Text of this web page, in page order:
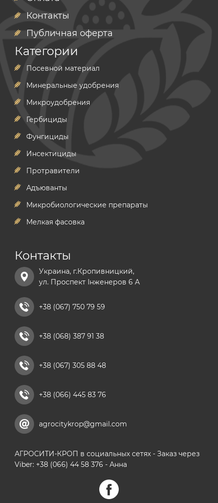
Контакты
Публичная оферта
Категории
Посевной материал
Минеральные удобрения
Микроудобрения
Гербициды
Фунгициды
Инсектициды
Протравители
Адъюванты
Микробиологические препараты
Мелкая фасовка
Контакты
Украина, г.Кропивницкий,
ул. Проспект Інженеров 6 А
+38 (067) 750 79 59
+38 (068) 387 91 38
+38 (067) 305 88 48
+38 (066) 445 83 76
agrocitykrop@gmail.com
АГРОСИТИ-КРОП в социальных сетях - Заказ через
Viber: +38 (066) 44 58 376 - Анна